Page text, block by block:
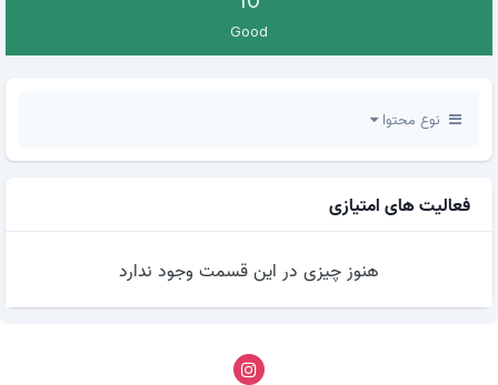
Good
نوع محتوا
فعالیت های امتیازی
هنوز چیزی در این قسمت وجود ندارد